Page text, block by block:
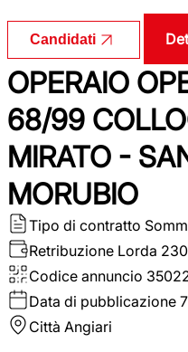
Candidati
OPERAIO
68/99
MIRATO -
MORUBIO
Tipo di contratto
Retribuzione Lorda
Codice annuncio
Data di pubblicazione
Città Angiari